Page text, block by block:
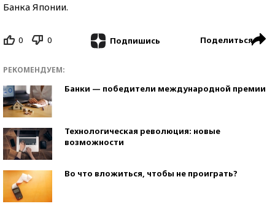
Банка Японии.
0 0 Подпишись Поделиться
РЕКОМЕНДУЕМ:
Банки — победители международной премии
Технологическая революция: новые
возможности
Во что вложиться, чтобы не проиграть?